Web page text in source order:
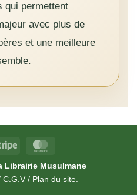
qui permettent
avec plus de
et une meilleure
Stripe
Librairie Musulmane
C.G.V/ Plan du site.